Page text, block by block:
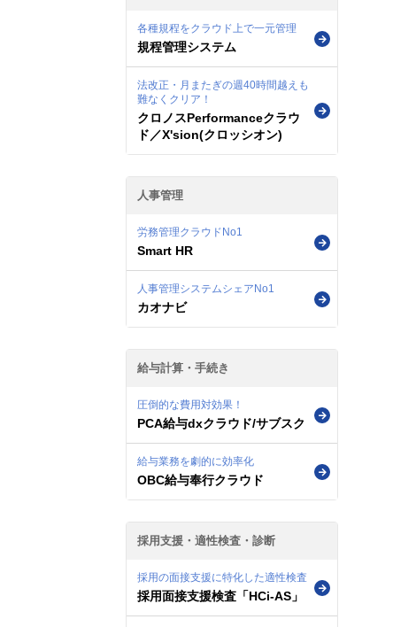
各種規程をクラウド上で一元管理
規程管理システム
法改正・月またぎの週40時間越えも
難なくクリア！
クロノスPerformanceクラウ
ド／X'sion(クロッシオン)
人事管理
労務管理クラウドNo1
Smart HR
人事管理システムシェアNo1
カオナビ
給与計算・手続き
圧倒的な費用対効果！
PCA給与dxクラウド/サブスク
給与業務を劇的に効率化
OBC給与奉行クラウド
採用支援・適性検査・診断
採用の面接支援に特化した適性検査
採用面接支援検査「HCi-AS」